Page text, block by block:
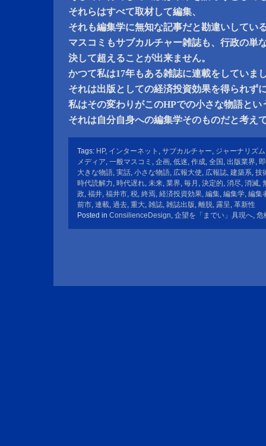
それらはすべて取材して編集、
それも編集学に無知な記事だと勘違いしてい
マスコミもサブカルチャー雑誌も、行政の単
決して超えることが出来ません。
かつて私は17年もある雑誌に連載をしていま
それは出版としての経済投資効果を得られず
私はその変わりがこのHPでの小さな物語とい
それは自分自身への編集学そのものだと考え
Tags: HP, インターネット , サブカルチャー, ジャーナリズム
メディア, 一般マスコミ , 企画, 低迷, 作成, 全国 , 出版業界,
大きな物語, 実話, 小さな物語, 広報大使, 広報誌, 建築系, 技
時代読解力, 時代遅れ, 未来, 業界, 毎月 , 決定的, 消尽, 消滅,
政, 福井, 福井市, 税, 終焉, 経済投資効果, 編集, 編集学, 編集
前市, 連載, 過去, 重大, 雑誌, 雑誌出版, 離脱, 露呈, 革新性
Posted in ConsilienceDesign, 企望を「までい」具現へ, 危